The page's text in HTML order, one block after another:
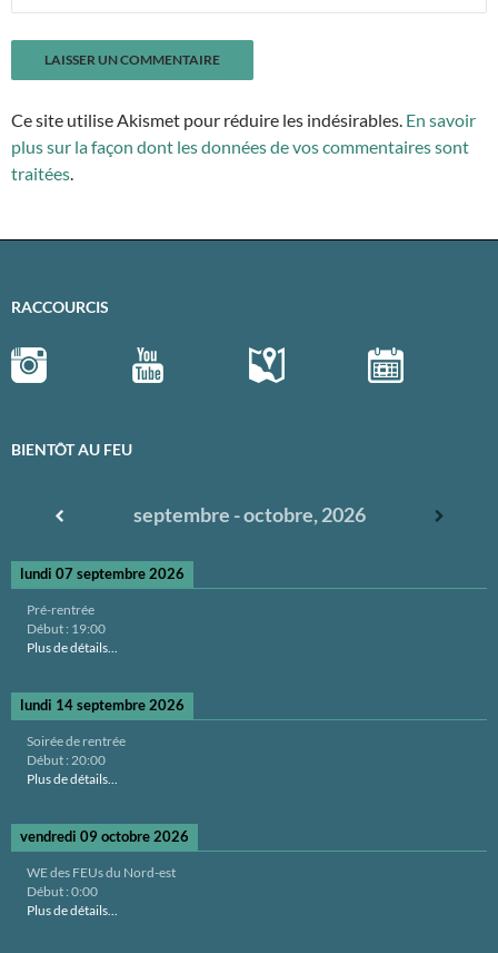
Ce site utilise Akismet pour réduire les indésirables. En savoir
plus sur la façon dont les données de vos commentaires sont
traitées.
RACCOURCIS
BIENTÔT AU FEU
septembre - octobre, 2026
lundi 07 septembre 2026
Pré-rentrée
Début : 19:00
Plus de détails...
lundi 14 septembre 2026
Soirée de rentrée
Début : 20:00
Plus de détails...
vendredi 09 octobre 2026
WE des FEUs du Nord-est
Début : 0:00
Plus de détails...